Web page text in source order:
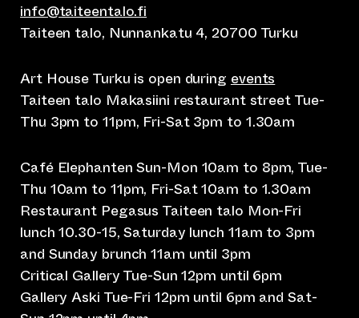
info@taiteentalo.fi
Taiteen talo, Nunnankatu 4, 20700 Turku
Art House Turku is open during events
Taiteen talo Makasiini restaurant street Tue-
Thu 3pm to 11pm, Fri-Sat 3pm to 1.30am
Café Elephanten Sun-Mon 10am to 8pm, Tue-
Thu 10am to 11pm, Fri-Sat 10am to 1.30am
Restaurant Pegasus Taiteen talo Mon-Fri
lunch 10.30-15, Saturday lunch 11am to 3pm
and Sunday brunch 11am until 3pm
Critical Gallery Tue-Sun 12pm until 6pm
Gallery Aski Tue-Fri 12pm until 6pm and Sat-